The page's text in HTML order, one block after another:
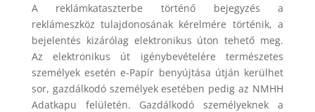
A reklámkataszterbe történő bejegyzés a
reklámeszköz tulajdonosának kérelmére történik, a
bejelentés kizárólag elektronikus úton tehető meg.
Az elektronikus út igénybevételére természetes
személyek esetén e-Papír benyújtása útján kerülhet
sor, gazdálkodó személyek esetében pedig az NMHH
Adatkapu felületén. Gazdálkodó személyeknek a